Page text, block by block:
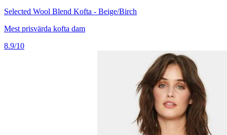
Selected Wool Blend Kofta - Beige/Birch
Mest prisvärda kofta dam
8.9/10